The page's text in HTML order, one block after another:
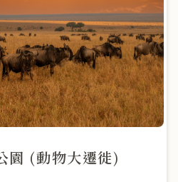
園 (動物大遷徙)